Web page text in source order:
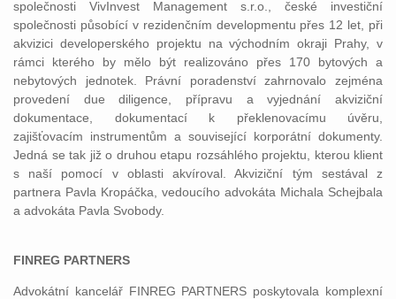
společnosti VivInvest Management s.r.o., české investiční
společnosti působící v rezidenčním developmentu přes 12 let, při
akvizici developerského projektu na východním okraji Prahy, v
rámci kterého by mělo být realizováno přes 170 bytových a
nebytových jednotek. Právní poradenství zahrnovalo zejména
provedení due diligence, přípravu a vyjednání akviziční
dokumentace, dokumentací k překlenovacímu úvěru,
zajišťovacím instrumentům a související korporátní dokumenty.
Jedná se tak již o druhou etapu rozsáhlého projektu, kterou klient
s naší pomocí v oblasti akvíroval. Akviziční tým sestával z
partnera Pavla Kropáčka, vedoucího advokáta Michala Schejbala
a advokáta Pavla Svobody.
FINREG PARTNERS
Advokátní kancelář FINREG PARTNERS poskytovala komplexní